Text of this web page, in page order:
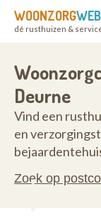
WOONZORGWEB
dé rusthuizen &
Deurne
Vind een
en
Zoek op